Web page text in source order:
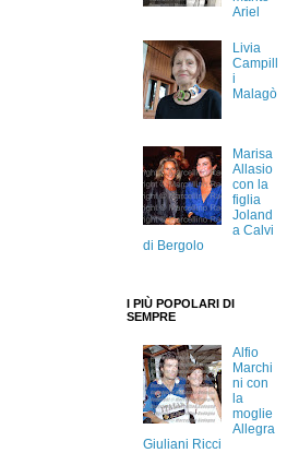
Ariel
Livia
Campill
i
Malagò
Marisa
Allasio
con la
figlia
Joland
a Calvi
di Bergolo
I PIÙ POPOLARI DI
SEMPRE
Alfio
Marchi
ni con
la
moglie
Allegra
Giuliani Ricci